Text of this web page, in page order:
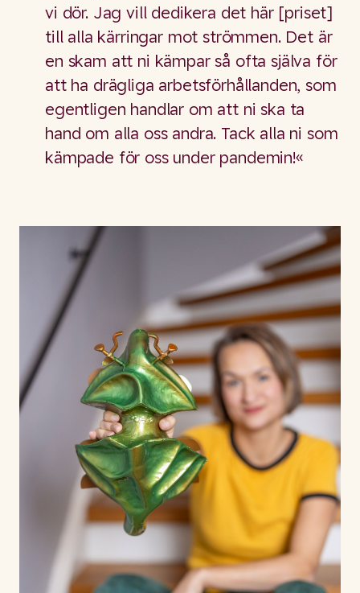
vi dör. Jag vill dedikera det här [priset]
till alla kärringar mot strömmen. Det är
en skam att ni kämpar så ofta själva för
att ha drägliga arbetsförhållanden, som
egentligen handlar om att ni ska ta
hand om alla oss andra. Tack alla ni som
kämpade för oss under pandemin!«